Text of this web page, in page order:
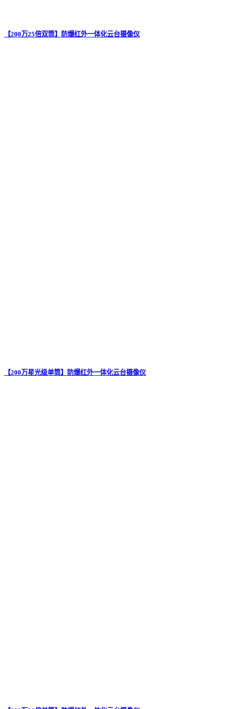
【200万25倍双筒】防爆红外一体化云台摄像仪
【200万星光级单筒】防爆红外一体化云台摄像仪